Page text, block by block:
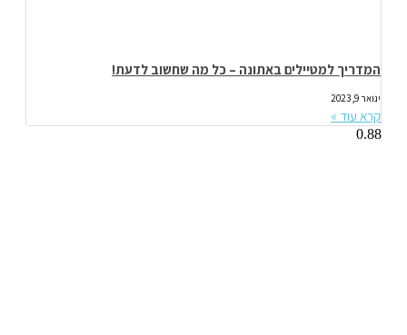
המדריך למטיילים באתונה – כל מה שחשוב לדעת!
ינואר 9, 2023
קרא עוד »